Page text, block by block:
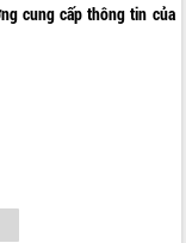
cung cấp thông tin của